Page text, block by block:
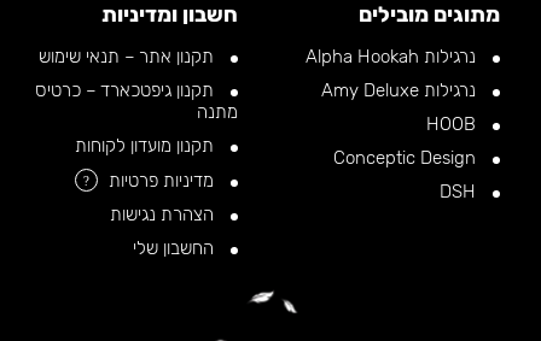
מתוגים מובילים
נרגילות Alpha Hookah
נרגילות Amy Deluxe
חשבון ומדיניות
תקנון אתר – תנאי שימוש
תקנון גיפטכארד – כרטיס
מתנה
תקנון מועדון לקוחות
מדיניות פרטיות
?
הצהרת נגישות
החשבון שלי